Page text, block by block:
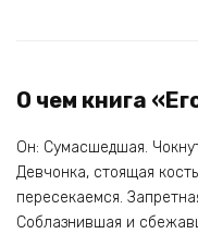
О чем книга
Он: Сумасшедшая.
Девчонка, стоящая
пересекаемся.
Соблазнившая и